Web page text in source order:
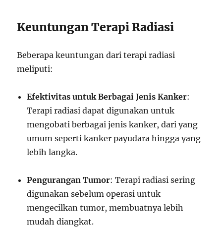
Keuntungan Terapi Radiasi
Beberapa keuntungan dari terapi radiasi
meliputi:
Efektivitas untuk Berbagai Jenis Kanker:
Terapi radiasi dapat digunakan untuk
mengobati berbagai jenis kanker, dari yang
umum seperti kanker payudara hingga yang
lebih langka.
Pengurangan Tumor: Terapi radiasi sering
digunakan sebelum operasi untuk
mengecilkan tumor, membuatnya lebih
mudah diangkat.